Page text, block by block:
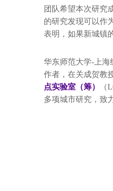
团队希望本次研究
的研究发现可以作
表明，如果新城镇
华东师范大学-上海
作者，在关成贺教
点实验室（筹）
（
多项城市研究，致